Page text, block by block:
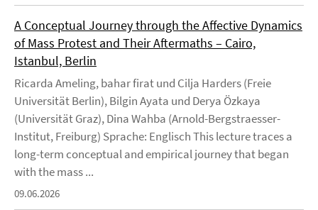
A Conceptual Journey through the Affective Dynamics
of Mass Protest and Their Aftermaths – Cairo,
Istanbul, Berlin
Ricarda Ameling, bahar firat und Cilja Harders (Freie
Universität Berlin), Bilgin Ayata und Derya Özkaya
(Universität Graz), Dina Wahba (Arnold-Bergstraesser-
Institut, Freiburg) Sprache: Englisch This lecture traces a
long-term conceptual and empirical journey that began
with the mass ...
09.06.2026